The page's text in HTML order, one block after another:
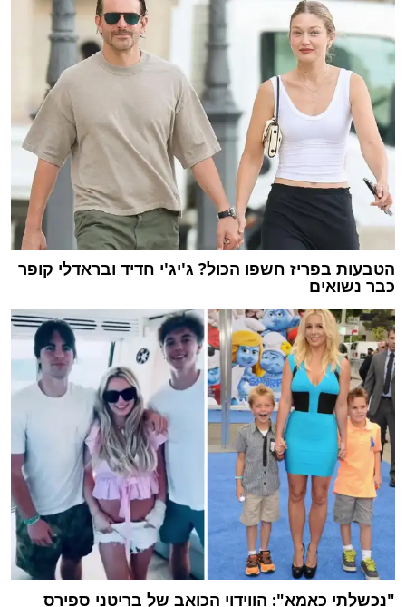
הטבעות בפריז חשפו הכול? ג'יג'י חדיד ובראדלי קופר
כבר נשואים
"נכשלתי כאמא": הווידוי הכואב של בריטני ספירס